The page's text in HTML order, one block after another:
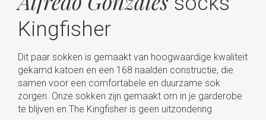
Kingfisher
Dit paar sokken is gemaakt van hoogwaardige kwaliteit
gekamd katoen en een 168 naalden constructie, die
samen voor een comfortabele en duurzame sok
zorgen. Onze sokken zijn gemaakt om in je garderobe
te blijven en The Kingfisher is geen uitzondering